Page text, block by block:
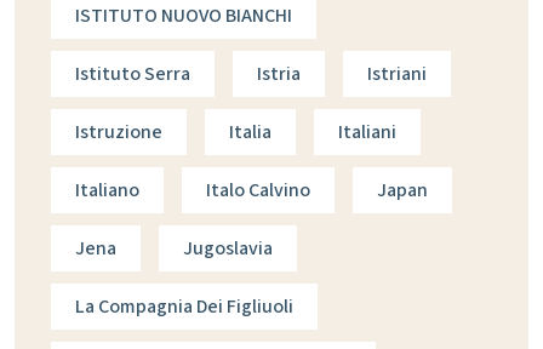
ISTITUTO NUOVO BIANCHI
Istituto Serra Istria Istriani
Istruzione Italia Italiani
Italiano Italo Calvino Japan
Jena Jugoslavia
La Compagnia Dei Figliuoli